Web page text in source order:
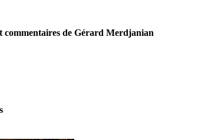
commentaires de Gérard Merdjanian